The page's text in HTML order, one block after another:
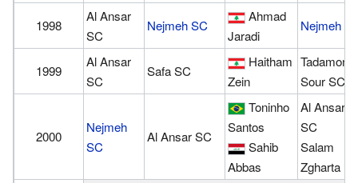
1998
Al Ansar
SC
Nejmeh SC
Ahmad
Jaradi
Nejmeh
1999
Al Ansar
SC
Safa SC
Haitham
Zein
Tadamon
Sour SC
2000
Nejmeh
SC
Al Ansar SC
Toninho
Santos
Sahib
Abbas
Al Ansar
SC
Salam
Zgharta